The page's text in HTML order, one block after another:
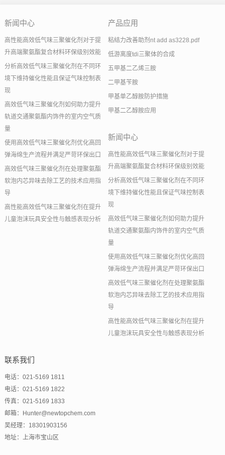
新闻中心
高性能高效低气味三聚催化剂对于提
升高端聚氨酯复合材料环保级别效能
分析高效低气味三聚催化剂在不同环
境下维持催化性能且保证气味控制表
现
高效低气味三聚催化剂如何助力提升
轨道交通聚氨酯内饰件的室内空气质
量
使用高效低气味三聚催化剂优化高回
弹海绵生产流程并满足严苛环保出口
高效低气味三聚催化剂在处理聚氨酯
软泡内芯异味去除工艺的技术应用指
导
高性能高效低气味三聚催化剂在提升
儿童泡沫玩具安全性与触感表现分析
产品应用
粘结力改善助剂nt add as3228.pdf
低游离度tdi三聚体的合成
五甲基二乙烯三胺
二甲基苄胺
甲基单乙醇胺防护措施
甲基二乙醇胺应用
新闻中心
高性能高效低气味三聚催化剂对于提
升高端聚氨酯复合材料环保级别效能
分析高效低气味三聚催化剂在不同环
境下维持催化性能且保证气味控制表
现
高效低气味三聚催化剂如何助力提升
轨道交通聚氨酯内饰件的室内空气质
量
使用高效低气味三聚催化剂优化高回
弹海绵生产流程并满足严苛环保出口
高效低气味三聚催化剂在处理聚氨酯
软泡内芯异味去除工艺的技术应用指
导
高性能高效低气味三聚催化剂在提升
儿童泡沫玩具安全性与触感表现分析
联系我们
电话：021-5169 1811
电话：021-5169 1822
传真：021-5169 1833
邮箱：Hunter@newtopchem.com
吴经理：18301903156
地址：上海市宝山区